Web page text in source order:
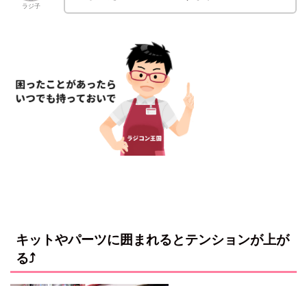
ラジ子
キットやパーツに囲まれるとテンションが上が
る⤴